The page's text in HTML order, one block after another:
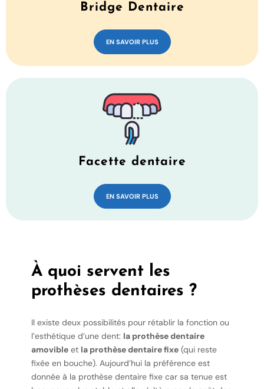
Bridge Dentaire
EN SAVOIR PLUS
Facette dentaire
EN SAVOIR PLUS
À quoi servent les
prothèses dentaires ?
Il existe deux possibilités pour rétablir la fonction ou
l’esthétique d’une dent: la prothèse dentaire
amovibleet la prothèse dentaire fixe(qui reste
fixée en bouche). Aujourd’hui la préférence est
donnée à la prothèse dentaire fixe car sa tenue est